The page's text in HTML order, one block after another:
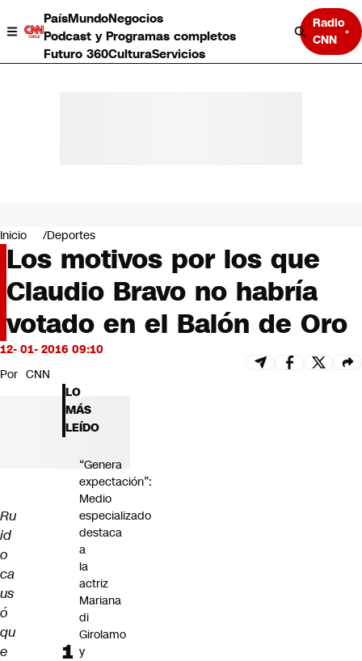
PaísMundoNegocios
Podcast y Programas completos
Futuro 360CulturaServicios
Radio
CNN
Negocios
Deportes
Programas completos
Cultura
Servicios
Bits
CNN tiempo
Futuro 360
Inicio Deportes
Los motivos por los que
Claudio Bravo no habría
votado en el Balón de Oro
12- 01- 2016 09:10
Por CNN
Ru
id
o
ca
us
ó
qu
e
LO
MÁS
LEÍDO
“Genera
expectación”:
Medio
especializado
destaca
a
la
actriz
Mariana
di
Girolamo
y